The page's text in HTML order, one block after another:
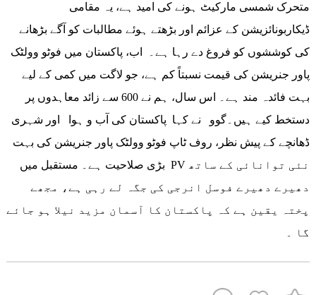
متحرک شمسی مارکیٹ ہونے کی امید ہے، یہ مقامی
ڈیکاربونائزیشن کے عزائم اور بڑھتے ہوئے مطالبات کو آگے بڑھانے
کی کوششوں کو فروغ دے رہا ہے۔ اب، پاکستان میں فوٹو وولٹک
پاور جنریشن کی قیمت نسبتاً کم ہے، جو لاگت میں کمی کے لیے
بہت فائدہ مند ہے۔ اس سال، ہم نے 600 سے زائد معاہدوں پر
دستخط کیے ہیں۔گوو نے کہا پاکستان کی آب و ہوا اور شہری
ڈھانچے کے پیش نظر، روف ٹاپ فوٹو وولٹک پاور جنریشن کی بہت
بڑی صلاحیت ہے۔ مستقبل میں PV نئی توانائی کے ساتھ
دھیرے دھیرے فوسل انرجی کی جگہ لے رہی ہے، مجھے
پختہ یقین ہے کہ پاکستان کا آسمان مزید نیلا ہو جائے
گا ۔